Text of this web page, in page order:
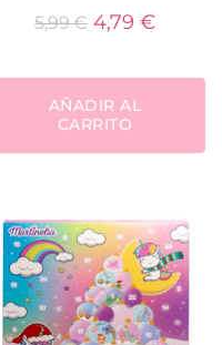
5,99€ 4,79 €
AÑADIR AL
CARRITO